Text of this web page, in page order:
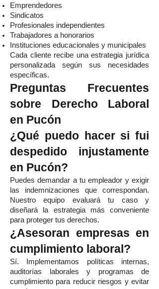
Emprendedores
Sindicatos
Profesionales independientes
Trabajadores a honorarios
Instituciones educacionales y municipales
Cada cliente recibe una estrategia jurídica
personalizada según sus necesidades
específicas.
Preguntas Frecuentes
sobre Derecho Laboral
en Pucón
¿Qué puedo hacer si fui
despedido injustamente
en Pucón?
Puedes demandar a tu empleador y exigir
las indemnizaciones que correspondan.
Nuestro equipo evaluará tu caso y
diseñará la estrategia más conveniente
para proteger tus derechos.
¿Asesoran empresas en
cumplimiento laboral?
Sí. Implementamos políticas internas,
auditorías laborales y programas de
cumplimiento para reducir riesgos y evitar